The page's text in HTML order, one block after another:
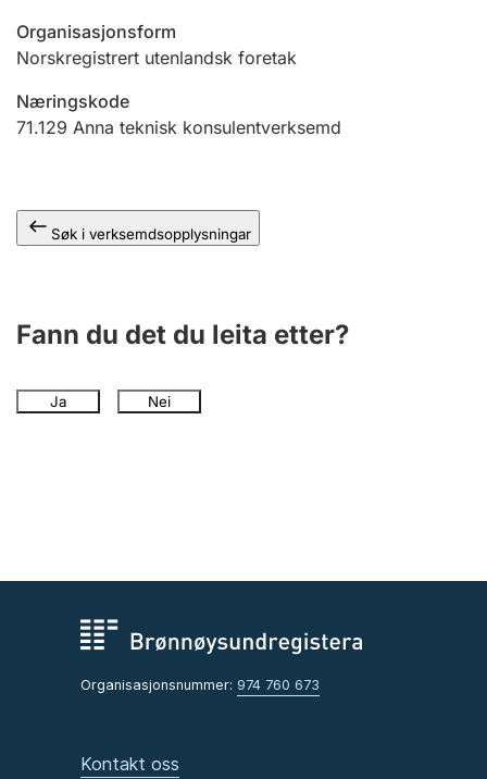
Organisasjonsform
Norskregistrert utenlandsk foretak
Næringskode
71.129 Anna teknisk konsulentverksemd
Søk i verksemdsopplysningar
Fann du det du leita etter?
Ja Nei
Organisasjonsnummer: 974 760 673
Kontakt oss